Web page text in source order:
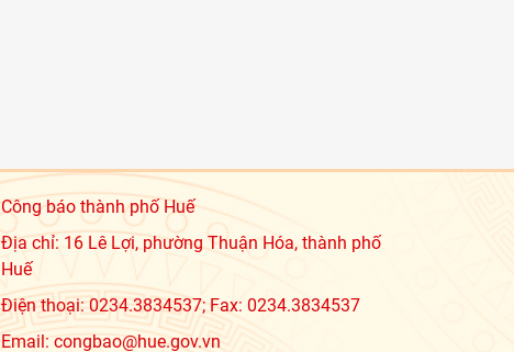
Công báo thành phố Huế
Địa chỉ: 16 Lê Lợi, phường Thuận Hóa, thành phố
Huế
Điện thoại: 0234.3834537; Fax: 0234.3834537
Email: congbao@hue.gov.vn